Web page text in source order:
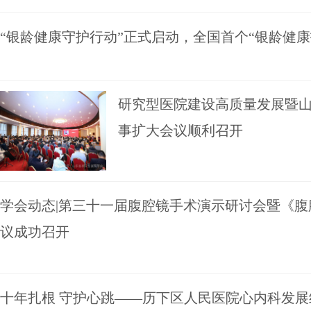
“银龄健康守护行动”正式启动，全国首个“银龄健
研究型医院建设高质量发展暨
事扩大会议顺利召开
学会动态|第三十一届腹腔镜手术演示研讨会暨《
议成功召开
十年扎根 守护心跳——历下区人民医院心内科发展